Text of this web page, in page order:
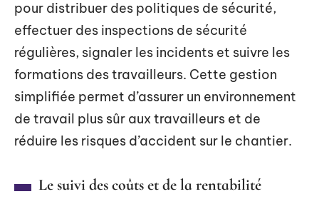
pour distribuer des politiques de sécurité,
effectuer des inspections de sécurité
régulières, signaler les incidents et suivre les
formations des travailleurs. Cette gestion
simplifiée permet d’assurer un environnement
de travail plus sûr aux travailleurs et de
réduire les risques d’accident sur le chantier.
Le suivi des coûts et de la rentabilité